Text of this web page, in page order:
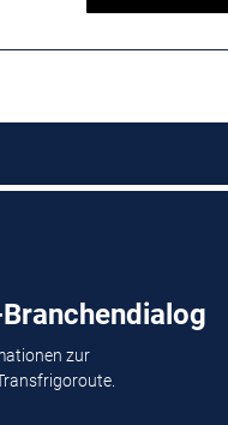
zur